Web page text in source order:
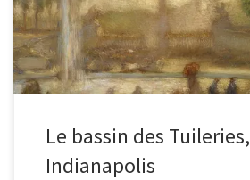
Le bassin des Tuileries,
Indianapolis